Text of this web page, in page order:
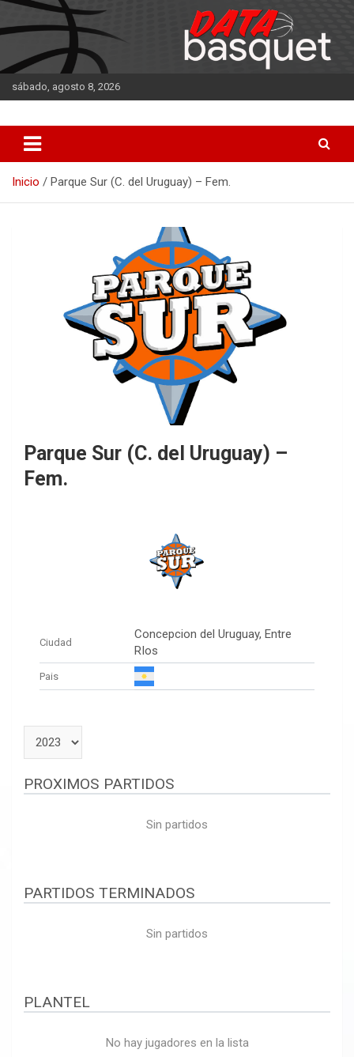
Saltar
al
contenido
sábado, agosto 8, 2026
DATA Basquet
Inicio Parque Sur (C. del Uruguay) – Fem.
Parque Sur (C. del Uruguay) –
Fem.
Ciudad
Concepcion del Uruguay, Entre
RIos
Pais
PROXIMOS PARTIDOS
Sin partidos
PARTIDOS TERMINADOS
Sin partidos
PLANTEL
No hay jugadores en la lista